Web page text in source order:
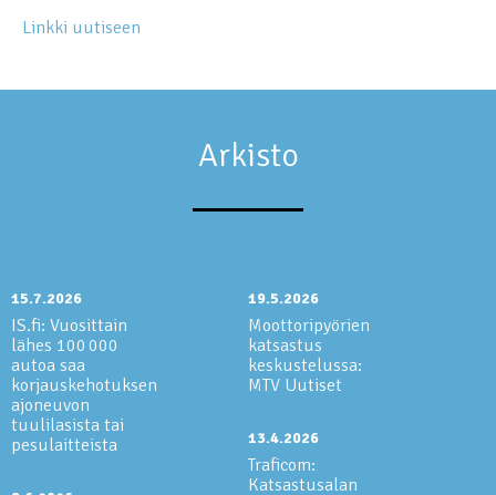
Linkki uutiseen
Arkisto
15.7.2026
IS.fi: Vuosittain
lähes 100 000
autoa saa
korjauskehotuksen
ajoneuvon
tuulilasista tai
pesulaitteista
19.5.2026
Moottoripyörien
katsastus
keskustelussa:
MTV Uutiset
13.4.2026
Traficom:
Katsastusalan